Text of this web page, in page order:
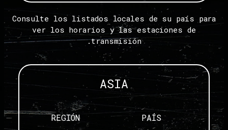
Consulte los listados locales de su país para
ver los horarios y las estaciones de
transmisión.
ASIA
PAÍS
REGIÓN